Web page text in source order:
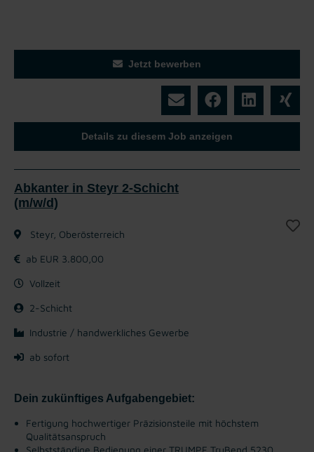
Jetzt bewerben
Details zu diesem Job anzeigen
Abkanter in Steyr 2-Schicht
(m/w/d)
Steyr, Oberösterreich
ab EUR 3.800,00
Vollzeit
2-Schicht
Industrie / handwerkliches Gewerbe
ab sofort
Dein zukünftiges Aufgabengebiet:
Fertigung hochwertiger Präzisionsteile mit höchstem
Qualitätsanspruch
Selbstständige Bedienung einer TRUMPF TruBend 5230